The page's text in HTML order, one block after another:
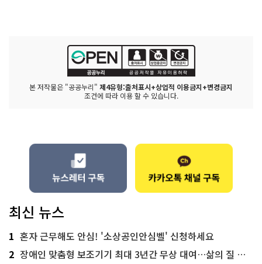
본 저작물은 "공공누리" 제4유형:출처표시+상업적 이용금지+변경금지
조건에 따라 이용 할 수 있습니다.
최신 뉴스
1 혼자 근무해도 안심! '소상공인안심벨' 신청하세요
2 장애인 맞춤형 보조기기 최대 3년간 무상 대여…삶의 질 높인다